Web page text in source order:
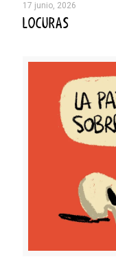
17 junio, 2026
LOCURAS